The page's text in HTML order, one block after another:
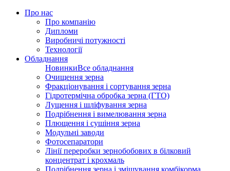
Про нас
Про компанію
Дипломи
Виробничі потужності
Технології
Обладнання
НовинкиВсе обладнання
Очищення зерна
Фракціонування і сортування зерна
Гідротермічна обробка зерна (ГТО)
Лущення і шліфування зерна
Подрібнення і вимелювання зерна
Плющення і сушіння зерна
Модульні заводи
Фотосепаратори
Лінії переробки зернобобових в білковий
концентрат і крохмаль
Подрібнення зерна і змішування комбікорма